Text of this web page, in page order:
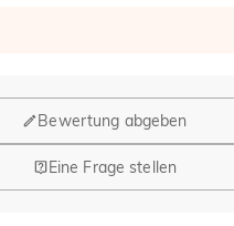
Bewertung abgeben
Eine Frage stellen
in Hongkong (China)